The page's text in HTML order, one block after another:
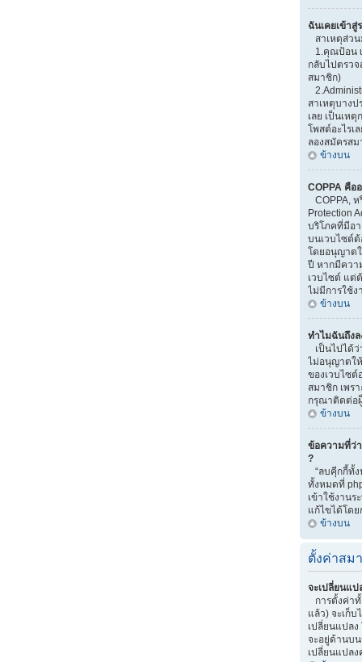
ฉันเคยเข้า
สาเหตุส่ว
1.คุณป้อน
กลับไปตรว
สมาชิก)
สาเหตุบางป
เลย เป็นเห
โพสต์อะไรเ
ลองสมัครส
ข้างบน
COPPA คือ
COPPA, ห
Protection
บริโภคที่มีอา
บนเวบไซต์
โดยอนุญาต
ปี หากมีควา
เวบไซต์ แต่
ไม่มีการใช้
ข้างบน
ทำไมฉันถึงล
เป็นไปได้ว่
ไม่อนุญาตให้
ของเวบไซต์
สมาชิก เพร
กรุณาติดต่อ
ข้างบน
ข้อความที่ว่
?
“ลบคุีกกี้ทั้
ทั้งหมดที่
เข้าใช้งานร
แก้ไขได้โด
ข้างบน
ตั้งค่าสม
จะเปลี่ยนแป
การตั้งค่า
แล้ว) จะเก็บ
เปลี่ยนแปล
จะอยู่ด้านบ
เปลี่ยนแปลง